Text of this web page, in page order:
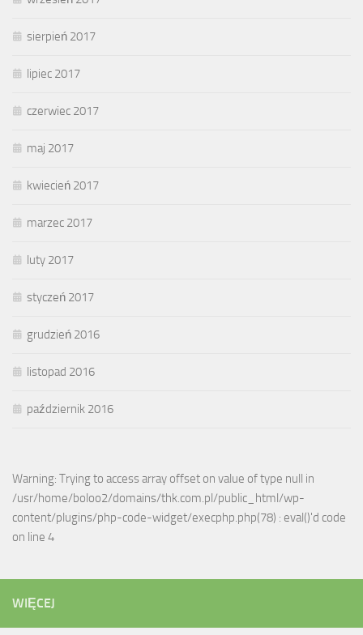
sierpień 2017
lipiec 2017
czerwiec 2017
maj 2017
kwiecień 2017
marzec 2017
luty 2017
styczeń 2017
grudzień 2016
listopad 2016
październik 2016
Warning: Trying to access array offset on value of type null in
/usr/home/boloo2/domains/thk.com.pl/public_html/wp-
content/plugins/php-code-widget/execphp.php(78) : eval()'d code
on line 4
WIĘCEJ